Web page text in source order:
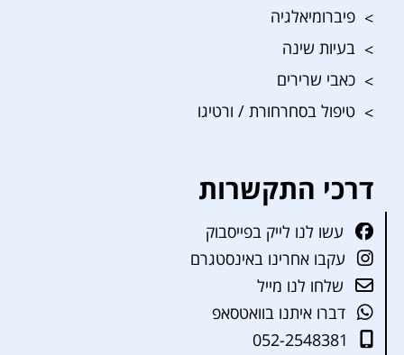
פיברומיאלגיה
בעיות שינה
כאבי שרירים
טיפול בסחרחורת / ורטיגו
דרכי התקשרות
עשו לנו לייק בפייסבוק
עקבו אחרינו באינסטגרם
שלחו לנו מייל
דברו איתנו בוואטסאפ
052-2548381